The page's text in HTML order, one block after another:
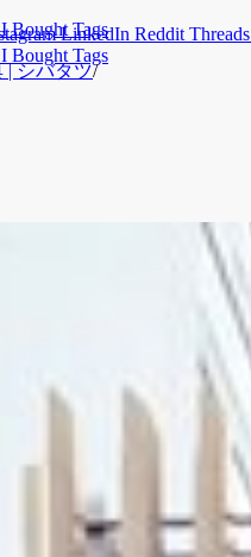
LinkedIn Reddit Threads
Bought Tags
Bought Tags
| シバタツ/